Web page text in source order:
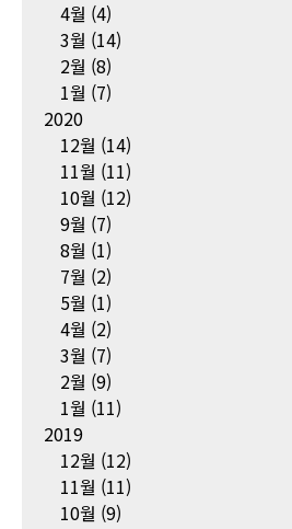
4월 (4)
3월 (14)
2월 (8)
1월 (7)
2020
12월 (14)
11월 (11)
10월 (12)
9월 (7)
8월 (1)
7월 (2)
5월 (1)
4월 (2)
3월 (7)
2월 (9)
1월 (11)
2019
12월 (12)
11월 (11)
10월 (9)